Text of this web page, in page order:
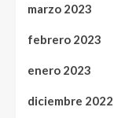
marzo 2023
febrero 2023
enero 2023
diciembre 2022